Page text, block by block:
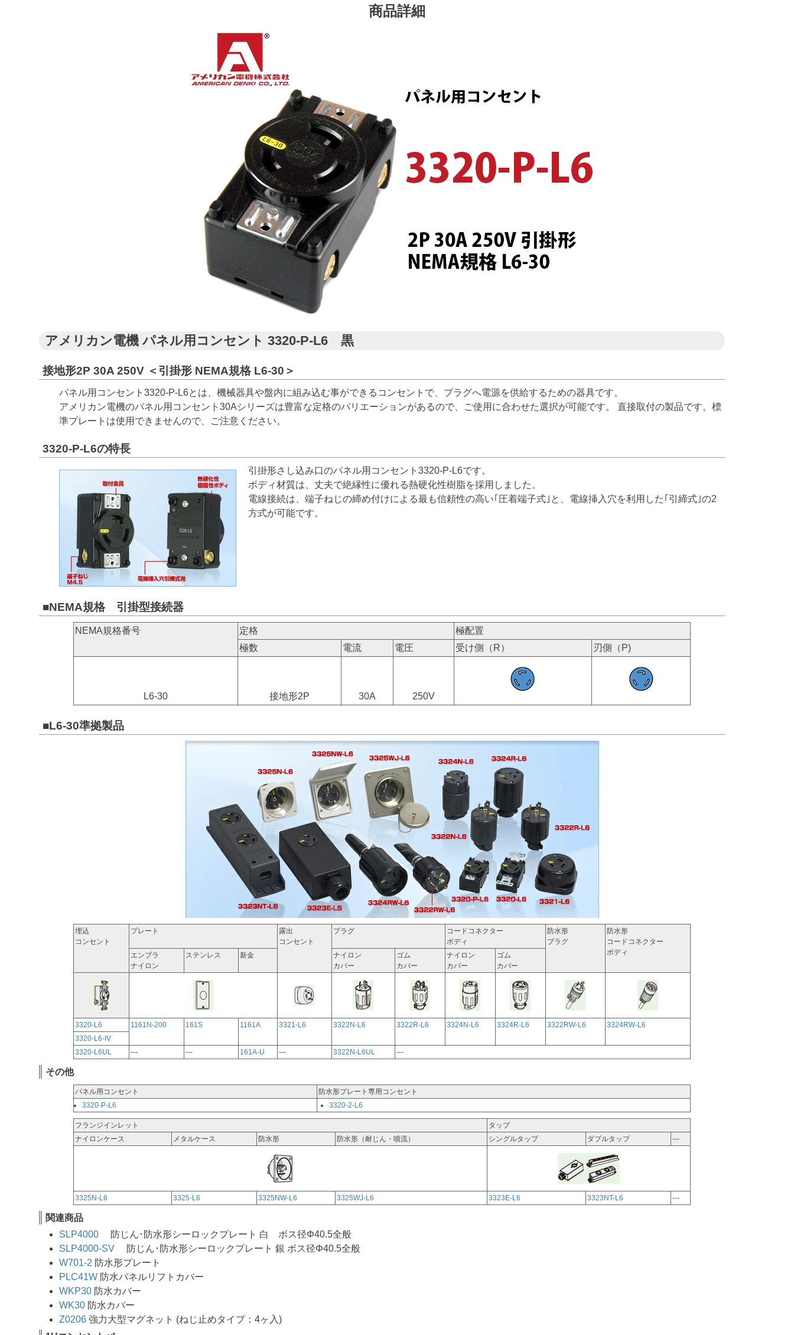
商品詳細
アメリカン電機 パネル用コンセント 3320-P-L6 黒
接地形2P 30A 250V ＜引掛形 NEMA規格 L6-30＞
パネル用コンセント3320-P-L6とは、機械器具や盤内に組み込む事ができるコンセントで、プラグへ電源を供給するための器具です。
アメリカン電機のパネル用コンセント30Aシリーズは豊富な定格のバリエーションがあるので、ご使用に合わせた選択が可能です。 直接取付の製品です。標
準プレートは使用できませんので、ご注意ください。
3320-P-L6の特長
引掛形さし込み口のパネル用コンセント3320-P-L6です。
ボディ材質は、丈夫で絶縁性に優れる熱硬化性樹脂を採用しました。
電線接続は、端子ねじの締め付けによる最も信頼性の高い｢圧着端子式｣と、電線挿入穴を利用した｢引締式｣の2
方式が可能です。
■NEMA規格 引掛型接続器
NEMA規格番号 定格
極配置
極数
電流 電圧 受け側（R） 刃側（P)
L6-30 接地形2P 30A 250V
■L6-30準拠製品
埋込
コンセント
プレート
露出
コンセント
プラグ
コードコネクター
ボディ
防水形
プラグ
防水形
コードコネクター
ボディ
エンブラ
ナイロン
ステンレス 新金
ナイロン
カバー
ゴム
カバー
ナイロン
カバー
ゴム
カバー
3320-L6 1161N-200 161S 1161A 3321-L6 3322N-L6 3322R-L6 3324N-L6 3324R-L6 3322RW-L6
3324RW-L6
3320-L6-IV
3320-L6UL
--- --- 161A-U --- 3322N-L6UL ---
その他
パネル用コンセント
防水形プレート専用コンセント
3320-P-L6
3320-2-L6
フランジインレット
タップ
ナイロンケース
メタルケース 防水形 防水形（耐じん・噴流） シングルタップ ダブルタップ ---
3325N-L6 3325-L6 3325NW-L6 3325WJ-L6 3323E-L6 3323NT-L6 ---
関連商品
SLP4000 防じん･防水形シーロックプレート 白 ボス径Φ40.5全般
SLP4000-SV 防じん･防水形シーロックプレート 銀 ボス径Φ40.5全般
W701-2 防水形プレート
PLC41W 防水パネルリフトカバー
WKP30 防水カバー
WK30 防水カバー
Z0206 強力大型マグネット (ねじ止めタイプ：4ヶ入)